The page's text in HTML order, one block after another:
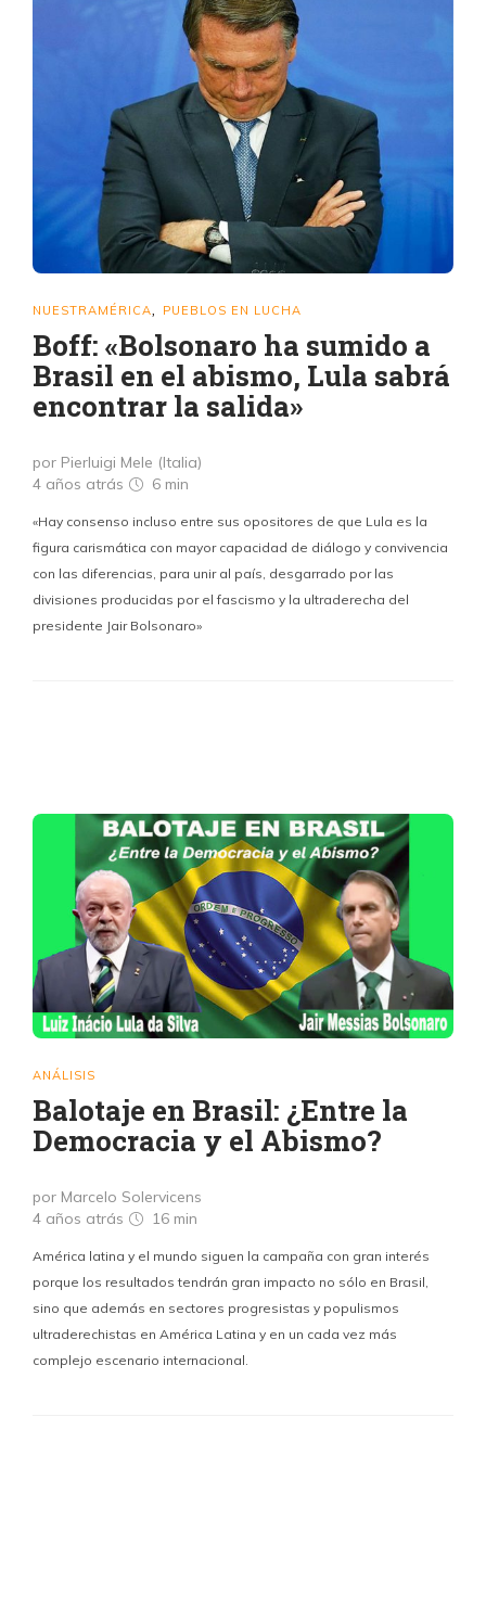
NUESTRAMÉRICA PUEBLOS EN LUCHA
Boff: «Bolsonaro ha sumido a
Brasil en el abismo, Lula sabrá
encontrar la salida»
por Pierluigi Mele (Italia)
4 años atrás
6 min
«Hay consenso incluso entre sus opositores de que Lula es la
figura carismática con mayor capacidad de diálogo y convivencia
con las diferencias, para unir al país, desgarrado por las
divisiones producidas por el fascismo y la ultraderecha del
presidente Jair Bolsonaro»
ANÁLISIS
Balotaje en Brasil: ¿Entre la
Democracia y el Abismo?
por Marcelo Solervicens
4 años atrás
16 min
América latina y el mundo siguen la campaña con gran interés
porque los resultados tendrán gran impacto no sólo en Brasil,
sino que además en sectores progresistas y populismos
ultraderechistas en América Latina y en un cada vez más
complejo escenario internacional.